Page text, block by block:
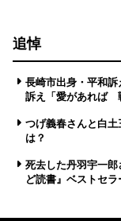
追悼
長崎市出身・平和
訴え「愛があれば
つげ義春さんと白
は？
死去した丹羽宇一
ど読書』ベストセラ